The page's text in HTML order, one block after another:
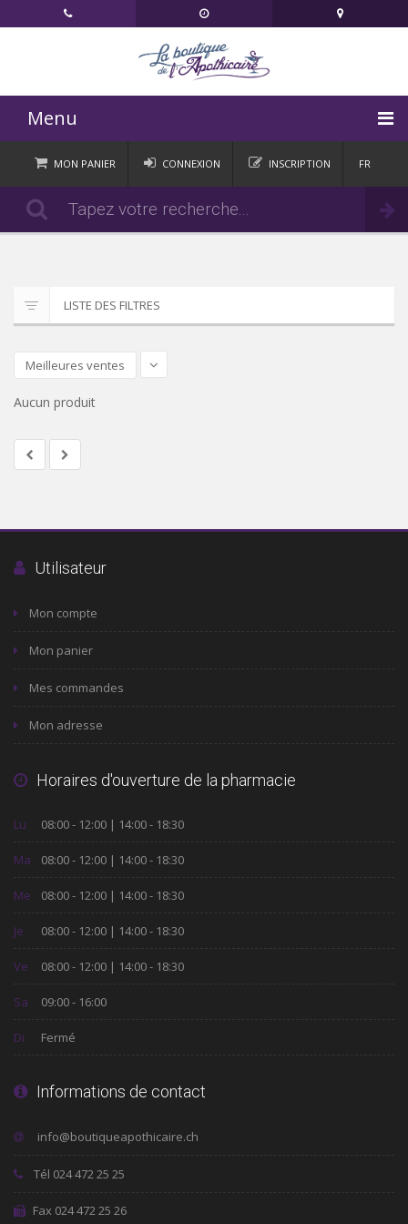
Menu
ACCUEIL
CATÉGORIES
MON PANIER
Commander
CONNEXION INSCRIPTION FR
LISTE DES FILTRES
Meilleures ventes
Aucun produit
Utilisateur
Mon compte
Mon panier
Mes commandes
Mon adresse
Horaires d'ouverture de la pharmacie
Lu 08:00 - 12:00 | 14:00 - 18:30
Ma 08:00 - 12:00 | 14:00 - 18:30
Me 08:00 - 12:00 | 14:00 - 18:30
Je 08:00 - 12:00 | 14:00 - 18:30
Ve 08:00 - 12:00 | 14:00 - 18:30
Sa 09:00 - 16:00
Di Fermé
Informations de contact
Tél 024 472 25 25
Fax 024 472 25 26